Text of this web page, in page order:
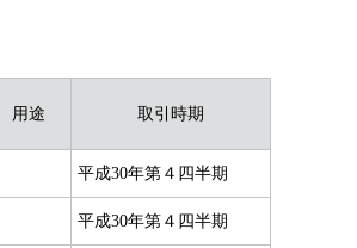
用途
取引時期
平成30年第４四半期
平成30年第４四半期